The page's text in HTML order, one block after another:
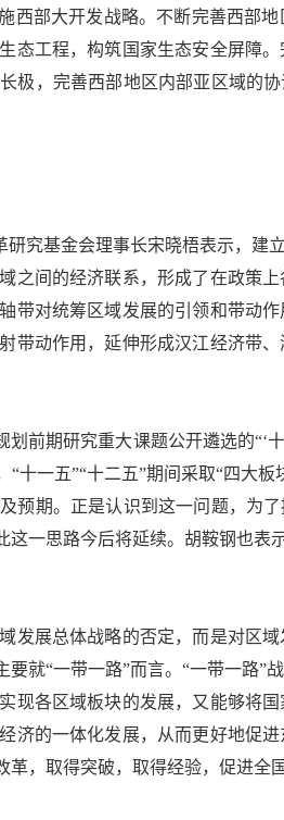
部大开发战略。不断完善西部地
工程，构筑国家生态安全屏障
极，完善西部地区内部亚区域的
基金会理事长宋晓梧表示，建
之间的经济联系，形成了在政策
带对统筹区域发展的引领和带动
带动作用，延伸形成汉江经济带
期研究重大课题公开遴选的“‘
一五”“十二五”期间采取“四大
期。正是认识到这一问题，为
一思路今后将延续。胡鞍钢也表
展总体战略的否定，而是对区域
就“一带一路”而言。“一带一路”
现各区域板块的发展，又能够将
济的一体化发展，从而更好地促
，取得突破，取得经验，促进全